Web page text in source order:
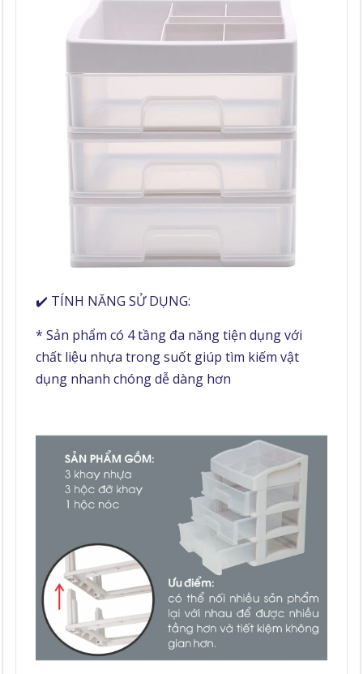
✔️ TÍNH NĂNG SỬ DỤNG:
* Sản phẩm có 4 tầng đa năng tiện dụng với
chất liệu nhựa trong suốt giúp tìm kiếm vật
dụng nhanh chóng dễ dàng hơn